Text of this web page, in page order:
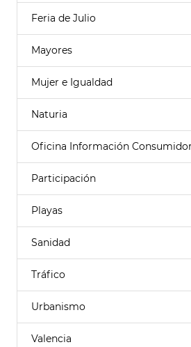
Feria de Julio
Mayores
Mujer e Igualdad
Naturia
Oficina Información Consumidor
Participación
Playas
Sanidad
Tráfico
Urbanismo
Valencia